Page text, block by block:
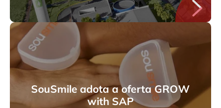
SouSmile adota a oferta GROW
with SAP